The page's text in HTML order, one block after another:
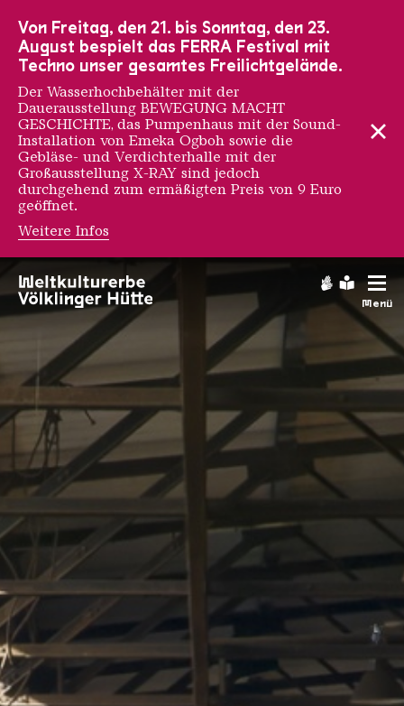
Menü
Möllerhalle
Von Freitag, den 21. bis Sonntag, den 23.
August bespielt das FERRA Festival mit
Techno unser gesamtes Freilichtgelände.
Der Wasserhochbehälter mit der
Dauerausstellung BEWEGUNG MACHT
GESCHICHTE, das Pumpenhaus mit der Sound-
Installation von Emeka Ogboh sowie die
Gebläse- und Verdichterhalle mit der
Großausstellung X-RAY sind jedoch
durchgehend zum ermäßigten Preis von 9 Euro
geöffnet.
Weitere Infos